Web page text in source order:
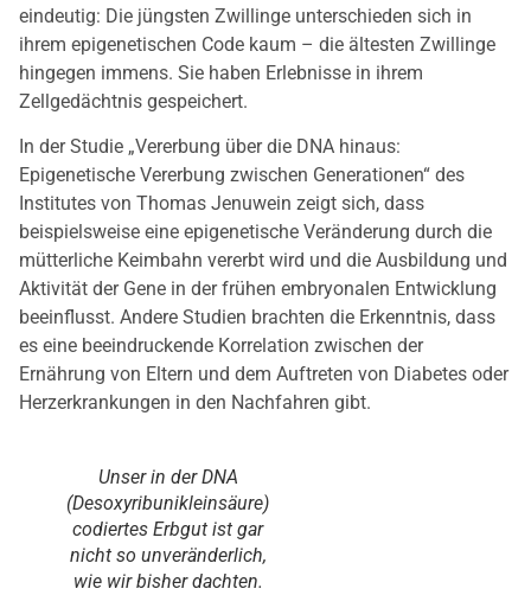
eindeutig: Die jüngsten Zwillinge unterschieden sich in
ihrem epigenetischen Code kaum – die ältesten Zwillinge
hingegen immens. Sie haben Erlebnisse in ihrem
Zellgedächtnis gespeichert.
In der Studie „Vererbung über die DNA hinaus:
Epigenetische Vererbung zwischen Generationen“ des
Institutes von Thomas Jenuwein zeigt sich, dass
beispielsweise eine epigenetische Veränderung durch die
mütterliche Keimbahn vererbt wird und die Ausbildung und
Aktivität der Gene in der frühen embryonalen Entwicklung
beeinflusst. Andere Studien brachten die Erkenntnis, dass
es eine beeindruckende Korrelation zwischen der
Ernährung von Eltern und dem Auftreten von Diabetes oder
Herzerkrankungen in den Nachfahren gibt.
Unser in der DNA
(Desoxyribunikleinsäure)
codiertes Erbgut ist gar
nicht so unveränderlich,
wie wir bisher dachten.